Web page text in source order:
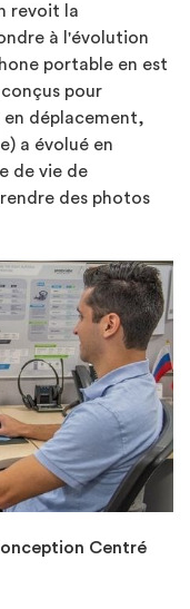
revoit la
à l'évolution
portable en est
pour
en déplacement,
a évolué en
de vie de
des photos
Centré